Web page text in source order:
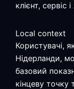
клієнт, сервіс
Local context
Користувачі,
Нідерланди,
базовий
кінцеву